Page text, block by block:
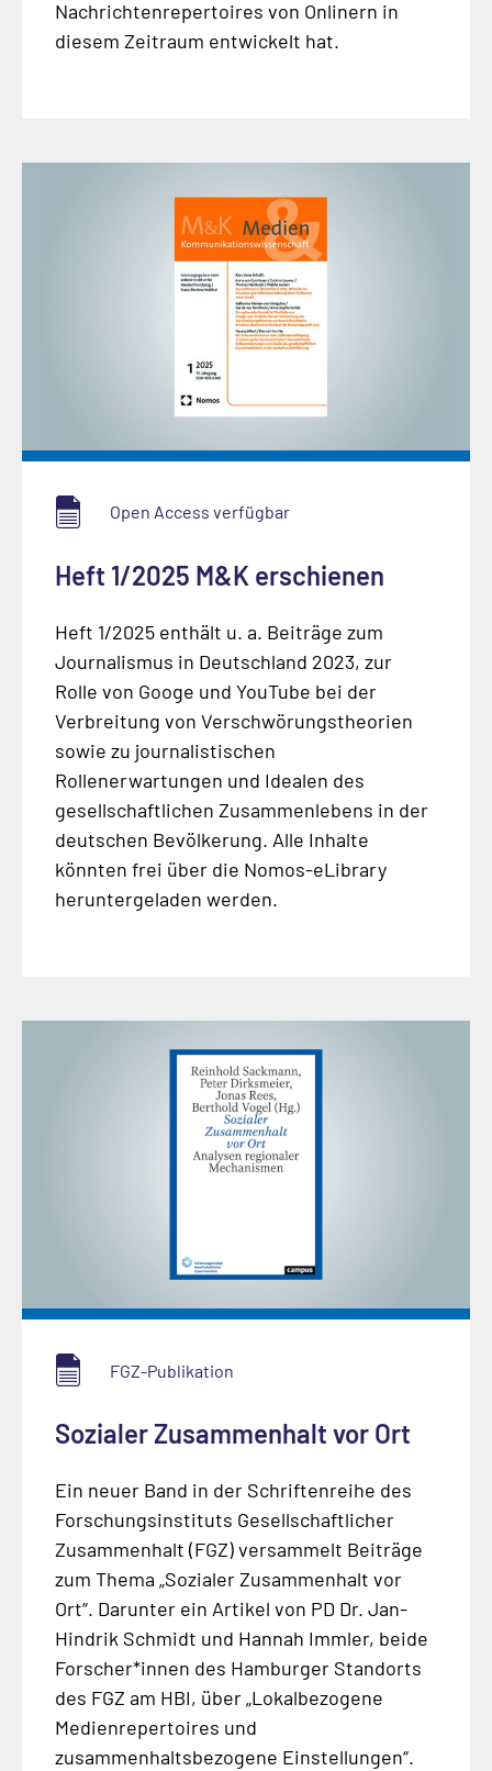
Nachrichtenrepertoires von Onlinern in
diesem Zeitraum entwickelt hat.
Open Access verfügbar
Heft 1/2025 M&K erschienen
Heft 1/2025 enthält u. a. Beiträge zum
Journalismus in Deutschland 2023, zur
Rolle von Googe und YouTube bei der
Verbreitung von Verschwörungstheorien
sowie zu journalistischen
Rollenerwartungen und Idealen des
gesellschaftlichen Zusammenlebens in der
deutschen Bevölkerung. Alle Inhalte
könnten frei über die Nomos-eLibrary
heruntergeladen werden.
FGZ-Publikation
Sozialer Zusammenhalt vor Ort
Ein neuer Band in der Schriftenreihe des
Forschungsinstituts Gesellschaftlicher
Zusammenhalt (FGZ) versammelt Beiträge
zum Thema „Sozialer Zusammenhalt vor
Ort“. Darunter ein Artikel von PD Dr. Jan-
Hindrik Schmidt und Hannah Immler, beide
Forscher*innen des Hamburger Standorts
des FGZ am HBI, über „Lokalbezogene
Medienrepertoires und
zusammenhaltsbezogene Einstellungen“.